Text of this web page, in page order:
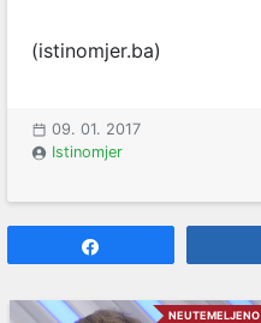
(istinomjer.ba)
09. 01. 2017
Istinomjer
NEUTEMELJENO